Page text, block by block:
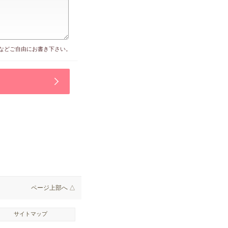
ご自由にお書き下さい。
ページ上部へ △
サイトマップ